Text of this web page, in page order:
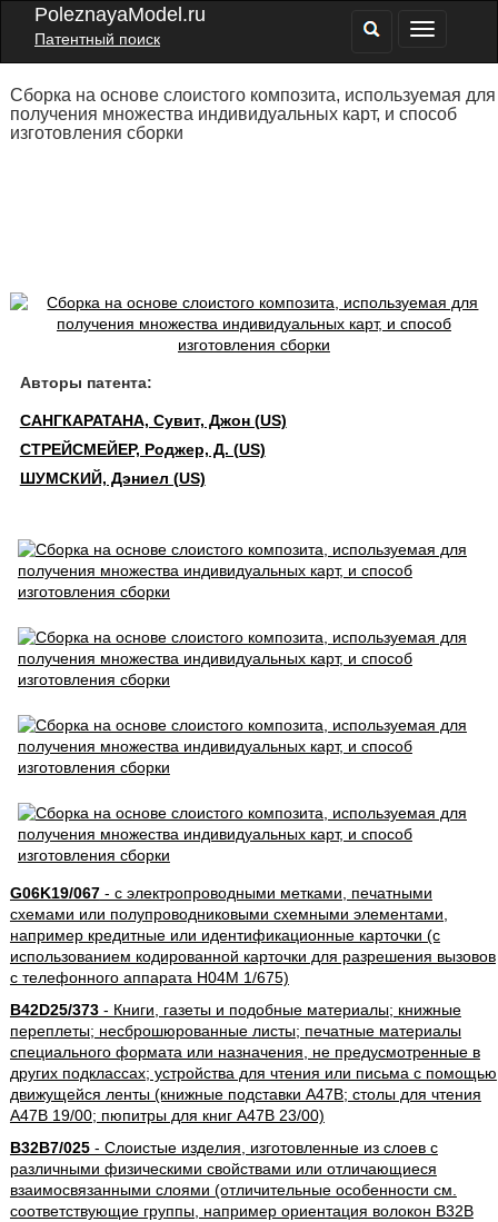
PoleznayaModel.ru
Патентный поиск
Сборка на основе слоистого композита, используемая для
получения множества индивидуальных карт, и способ
изготовления сборки
Авторы патента:
САНГКАРАТАНА, Сувит, Джон (US)
СТРЕЙСМЕЙЕР, Роджер, Д. (US)
ШУМСКИЙ, Дэниел (US)
G06K19/067- с электропроводными метками, печатными
схемами или полупроводниковыми схемными элементами,
например кредитные или идентификационные карточки (с
использованием кодированной карточки для разрешения вызовов
с телефонного аппарата H04M 1/675)
B42D25/373- Книги, газеты и подобные материалы; книжные
переплеты; несброшюрованные листы; печатные материалы
специального формата или назначения, не предусмотренные в
других подклассах; устройства для чтения или письма с помощью
движущейся ленты (книжные подставки A47B; столы для чтения
A47B 19/00; пюпитры для книг A47B 23/00)
B32B7/025- Слоистые изделия, изготовленные из слоев с
различными физическими свойствами или отличающиеся
взаимосвязанными слоями (отличительные особенности см.
соответствующие группы, например ориентация волокон B32B